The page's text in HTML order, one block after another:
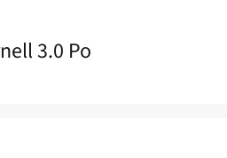
3.0 Po